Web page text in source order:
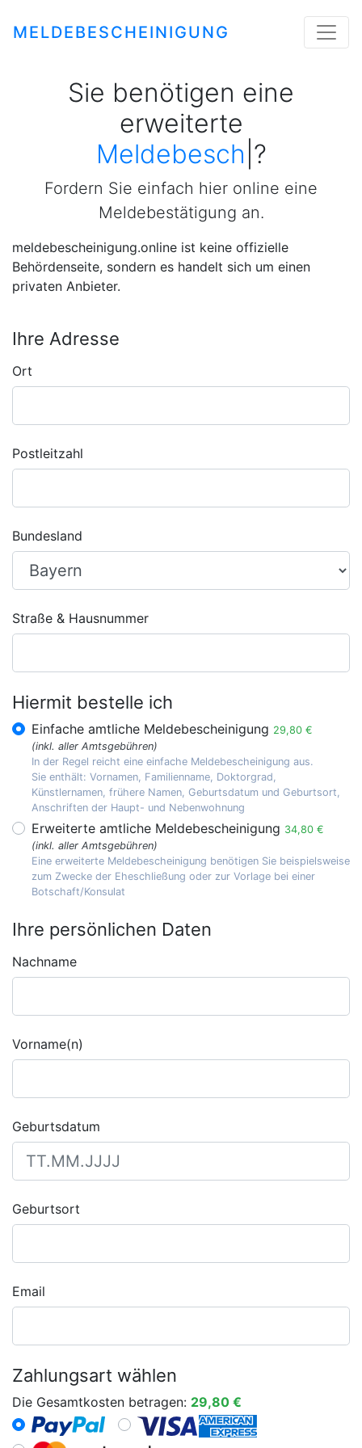
MELDEBESCHEINIGUNG
Sie benötigen eine
erweiterte
Meldebescheini
Fordern Sie einfach hier online eine
Meldebestätigung an.
meldebescheinigung.online ist keine offizielle
Behördenseite, sondern es handelt sich um einen
privaten Anbieter.
Ihre Adresse
Ort
Postleitzahl
Bundesland
Straße & Hausnummer
Hiermit bestelle ich
Einfache amtliche Meldebescheinigung 29,80 €
(inkl. aller Amtsgebühren)
In der Regel reicht eine einfache Meldebescheinigung aus.
Sie enthält: Vornamen, Familienname, Doktorgrad,
Künstlernamen, frühere Namen, Geburtsdatum und Geburtsort,
Anschriften der Haupt- und Nebenwohnung
Erweiterte amtliche Meldebescheinigung 34,80 €
(inkl. aller Amtsgebühren)
Eine erweiterte Meldebescheinigung benötigen Sie beispielsweise
zum Zwecke der Eheschließung oder zur Vorlage bei einer
Botschaft/Konsulat
Ihre persönlichen Daten
Nachname
Vorname(n)
Geburtsdatum
Geburtsort
Email
Zahlungsart wählen
Die Gesamtkosten betragen: 29,80 €